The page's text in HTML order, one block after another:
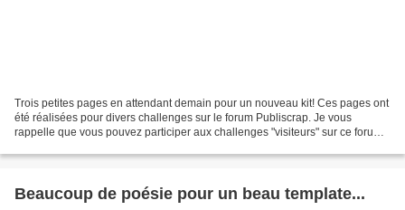
Trois petites pages en attendant demain pour un nouveau kit! Ces pages ont
été réalisées pour divers challenges sur le forum Publiscrap. Je vous
rappelle que vous pouvez participer aux challenges "visiteurs" sur ce forum,
Beaucoup de poésie pour un beau template...